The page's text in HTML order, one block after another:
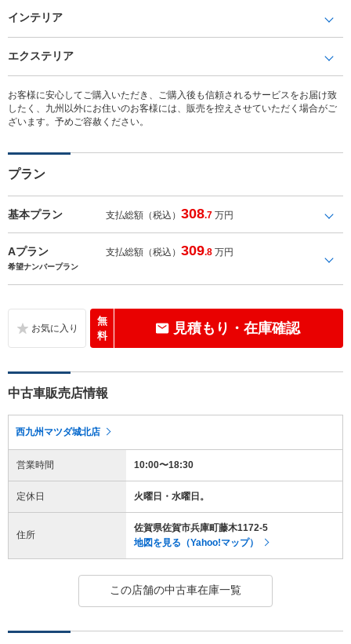
インテリア
エクステリア
お客様に安心してご購入いただき、ご購入後も信頼されるサービスをお届け致
したく、九州以外にお住いのお客様には、販売を控えさせていただく場合がご
ざいます。予めご容赦ください。
プラン
基本プラン 支払総額（税込）308.7 万円
Aプラン 支払総額（税込）309.8 万円
希望ナンバープラン
無
料
見積もり・在庫確認
中古車販売店情報
西九州マツダ城北店
営業時間 10:00〜18:30
定休日 火曜日・水曜日。
住所
佐賀県佐賀市兵庫町藤木1172-5
地図を見る（Yahoo!マップ）
この店舗の中古車在庫一覧